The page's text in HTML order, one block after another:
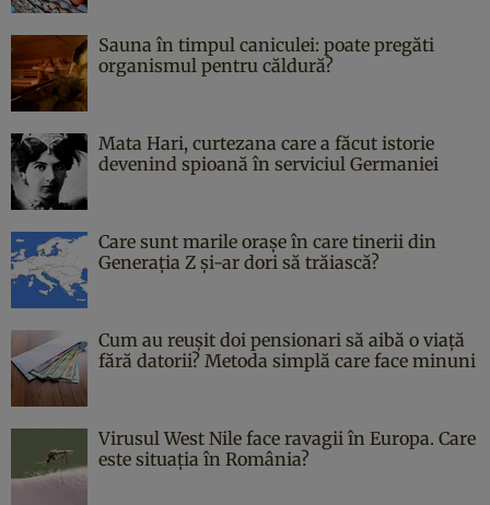
Sauna în timpul caniculei: poate pregăti
organismul pentru căldură?
Mata Hari, curtezana care a făcut istorie
devenind spioană în serviciul Germaniei
Care sunt marile orașe în care tinerii din
Generația Z și-ar dori să trăiască?
Cum au reușit doi pensionari să aibă o viață
fără datorii? Metoda simplă care face minuni
Virusul West Nile face ravagii în Europa. Care
este situația în România?